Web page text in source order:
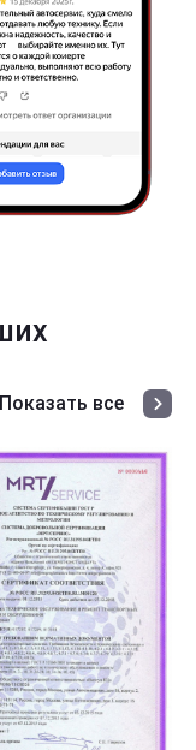
Показать все